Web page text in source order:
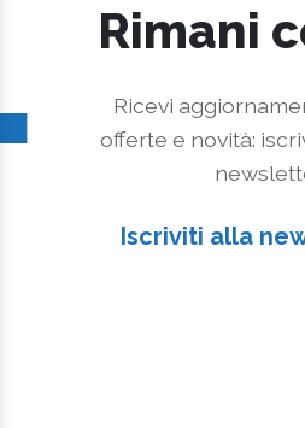
Rimani
Ricevi
offerte e novità:
Iscriviti alla